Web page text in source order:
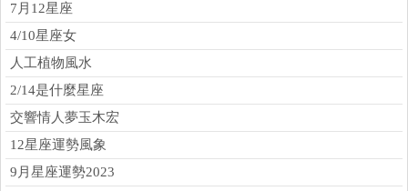
7月12星座
4/10星座女
人工植物風水
2/14是什麼星座
交響情人夢玉木宏
12星座運勢風象
9月星座運勢2023